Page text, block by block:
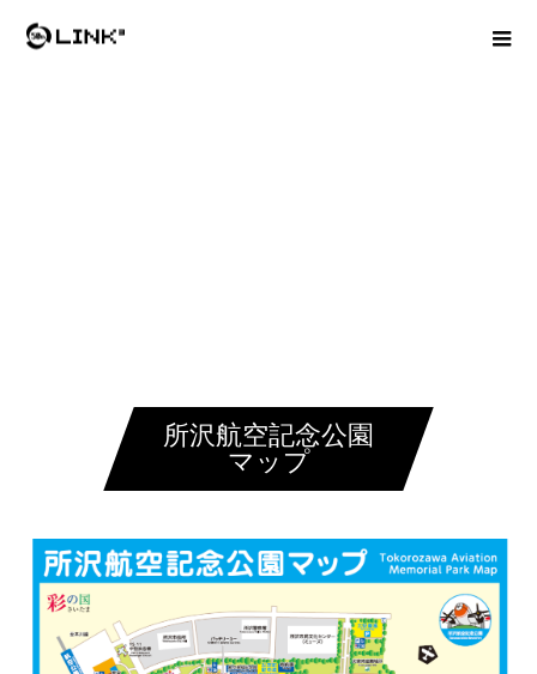
所沢航空記念公園
マップ